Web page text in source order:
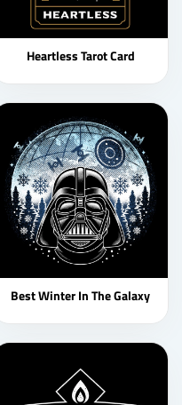
Heartless Tarot Card
Best Winter In The Galaxy